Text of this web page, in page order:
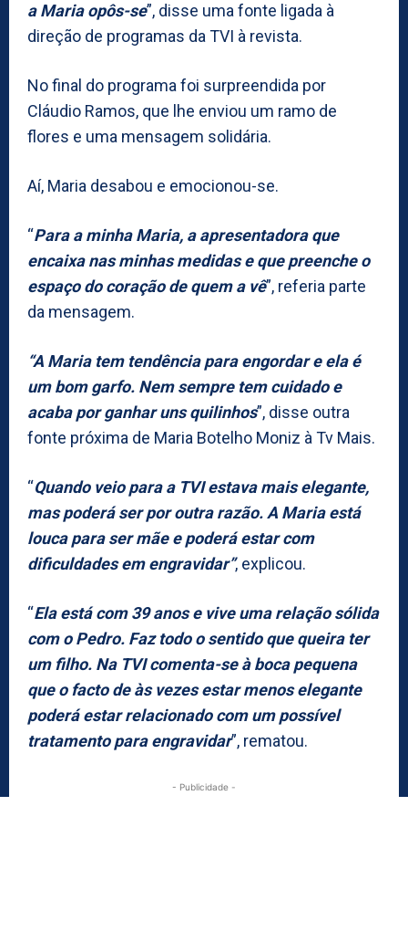
a Maria opôs-se”, disse uma fonte ligada à
direção de programas da TVI à revista.
No final do programa foi surpreendida por
Cláudio Ramos, que lhe enviou um ramo de
flores e uma mensagem solidária.
Aí, Maria desabou e emocionou-se.
“Para a minha Maria, a apresentadora que
encaixa nas minhas medidas e que preenche o
espaço do coração de quem a vê”, referia parte
da mensagem.
“A Maria tem tendência para engordar e ela é
um bom garfo. Nem sempre tem cuidado e
acaba por ganhar uns quilinhos”, disse outra
fonte próxima de Maria Botelho Moniz à Tv Mais.
“Quando veio para a TVI estava mais elegante,
mas poderá ser por outra razão. A Maria está
louca para ser mãe e poderá estar com
dificuldades em engravidar”, explicou.
“Ela está com 39 anos e vive uma relação sólida
com o Pedro. Faz todo o sentido que queira ter
um filho. Na TVI comenta-se à boca pequena
que o facto de às vezes estar menos elegante
poderá estar relacionado com um possível
tratamento para engravidar”, rematou.
- Publicidade -